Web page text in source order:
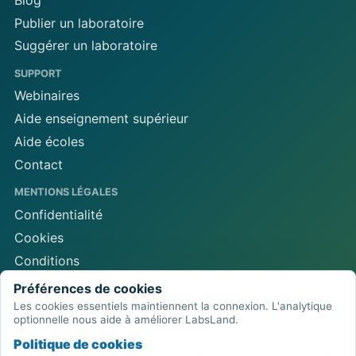
Publier un laboratoire
Suggérer un laboratoire
SUPPORT
Webinaires
Aide enseignement supérieur
Aide écoles
Contact
MENTIONS LÉGALES
Confidentialité
Cookies
Conditions
Mentions
Préférences de cookies
Préférences de cookies
Les cookies essentiels maintiennent la connexion. L'analytique
optionnelle nous aide à améliorer LabsLand.
Politique de cookies